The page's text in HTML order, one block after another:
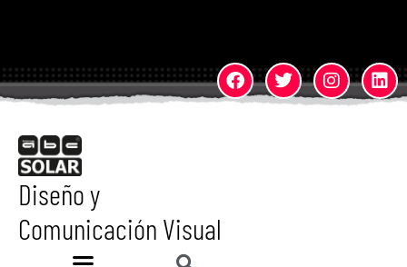
Diseño y
Comunicación Visual